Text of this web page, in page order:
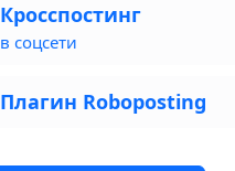
Кросспостинг
в соцсети
Плагин Roboposting